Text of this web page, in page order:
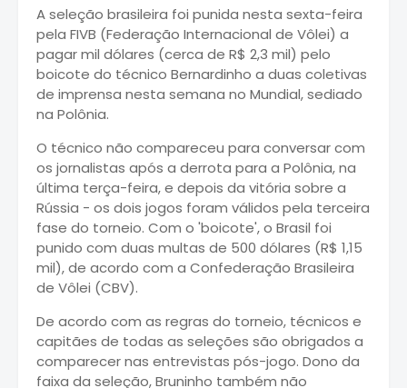
A seleção brasileira foi punida nesta sexta-feira
pela FIVB (Federação Internacional de Vôlei) a
pagar mil dólares (cerca de R$ 2,3 mil) pelo
boicote do técnico Bernardinho a duas coletivas
de imprensa nesta semana no Mundial, sediado
na Polônia.
O técnico não compareceu para conversar com
os jornalistas após a derrota para a Polônia, na
última terça-feira, e depois da vitória sobre a
Rússia - os dois jogos foram válidos pela terceira
fase do torneio. Com o 'boicote', o Brasil foi
punido com duas multas de 500 dólares (R$ 1,15
mil), de acordo com a Confederação Brasileira
de Vôlei (CBV).
De acordo com as regras do torneio, técnicos e
capitães de todas as seleções são obrigados a
comparecer nas entrevistas pós-jogo. Dono da
faixa da seleção, Bruninho também não